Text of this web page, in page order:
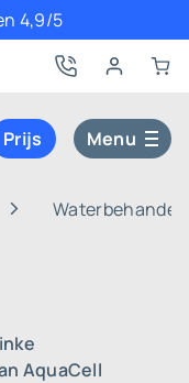
4,9/5
Prijs Menu
AquaCell